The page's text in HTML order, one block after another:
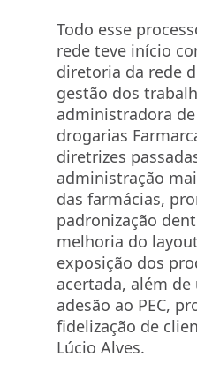
Todo esse
rede teve início
diretoria da rede
gestão dos
administradora
drogarias
diretrizes
administração
das farmácias,
padronização
melhoria do
exposição dos
acertada, além
adesão ao PEC,
fidelização de
Lúcio Alves.